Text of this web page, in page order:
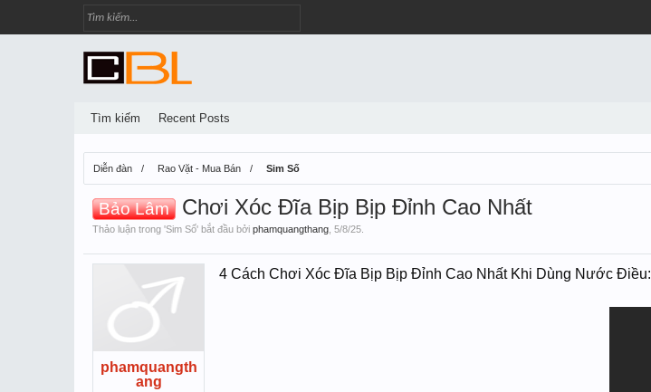
Diễn đàn Rao Vặt - Mua Bán Sim Số
Bảo Lâm Chơi Xóc Đĩa Bịp Bịp Đỉnh Cao Nhất
Thảo luận trong 'Sim Số' bắt đầu bởi phamquangthang 5/8/25
phamquangth
ang
4 Cách Chơi Xóc Đĩa Bịp Bịp Đỉnh Cao Nhất Khi Dùng Nước Điều:
Tìm kiếm Recent Posts